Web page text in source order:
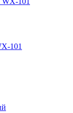
101